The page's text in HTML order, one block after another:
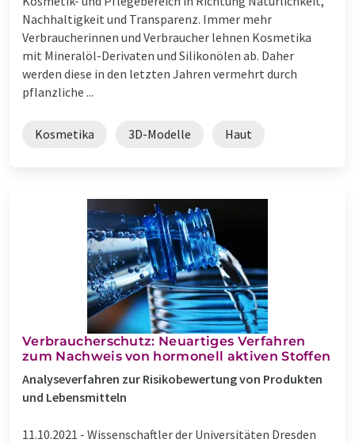
Nachhaltigkeit und Transparenz. Immer mehr
Verbraucherinnen und Verbraucher lehnen Kosmetika
mit Mineralöl-Derivaten und Silikonölen ab. Daher
werden diese in den letzten Jahren vermehrt durch
pflanzliche ...
Kosmetika 3D-Modelle Haut
Verbraucherschutz: Neuartiges Verfahren
zum Nachweis von hormonell aktiven Stoffen
Analyseverfahren zur Risikobewertung von Produkten
und Lebensmitteln
11.10.2021 - Wissenschaftler der Universitäten Dresden